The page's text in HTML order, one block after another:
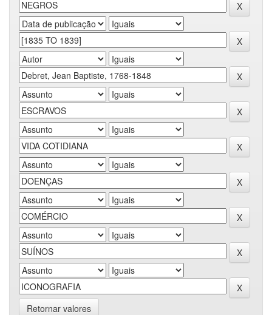
Retornar valores